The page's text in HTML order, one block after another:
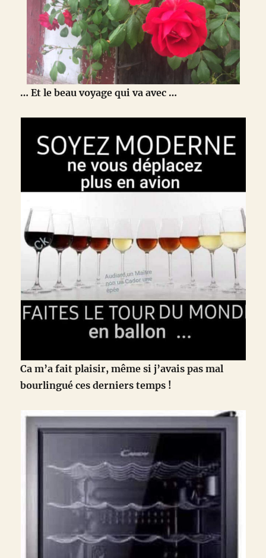
… Et le beau voyage qui va avec …
Ca m’a fait plaisir, même si j’avais pas mal
bourlingué ces derniers temps !